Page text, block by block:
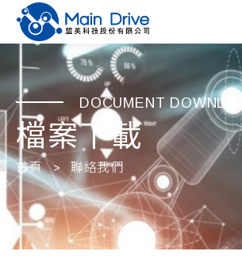
DOCUMENT
檔案下載
首頁 聯絡我們